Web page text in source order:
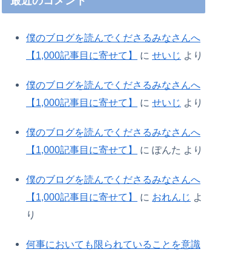
僕のブログを読んでくださるみなさんへ
【1,000記事目に寄せて】
に せいじ より
僕のブログを読んでくださるみなさんへ
【1,000記事目に寄せて】
に せいじ より
僕のブログを読んでくださるみなさんへ
【1,000記事目に寄せて】
に ぽんた より
僕のブログを読んでくださるみなさんへ
【1,000記事目に寄せて】
に おれんじ よ
り
何事においても限られていることを意識